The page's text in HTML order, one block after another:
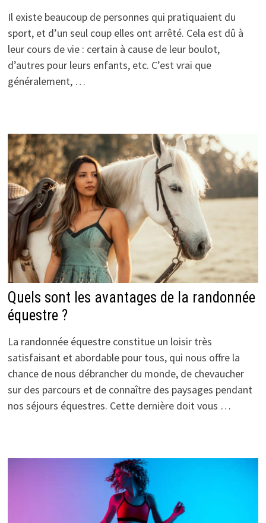
Il existe beaucoup de personnes qui pratiquaient du
sport, et d’un seul coup elles ont arrêté. Cela est dû à
leur cours de vie : certain à cause de leur boulot,
d’autres pour leurs enfants, etc. C’est vrai que
généralement, …
Quels sont les avantages de la randonnée
équestre ?
La randonnée équestre constitue un loisir très
satisfaisant et abordable pour tous, qui nous offre la
chance de nous débrancher du monde, de chevaucher
sur des parcours et de connaître des paysages pendant
nos séjours équestres. Cette dernière doit vous …